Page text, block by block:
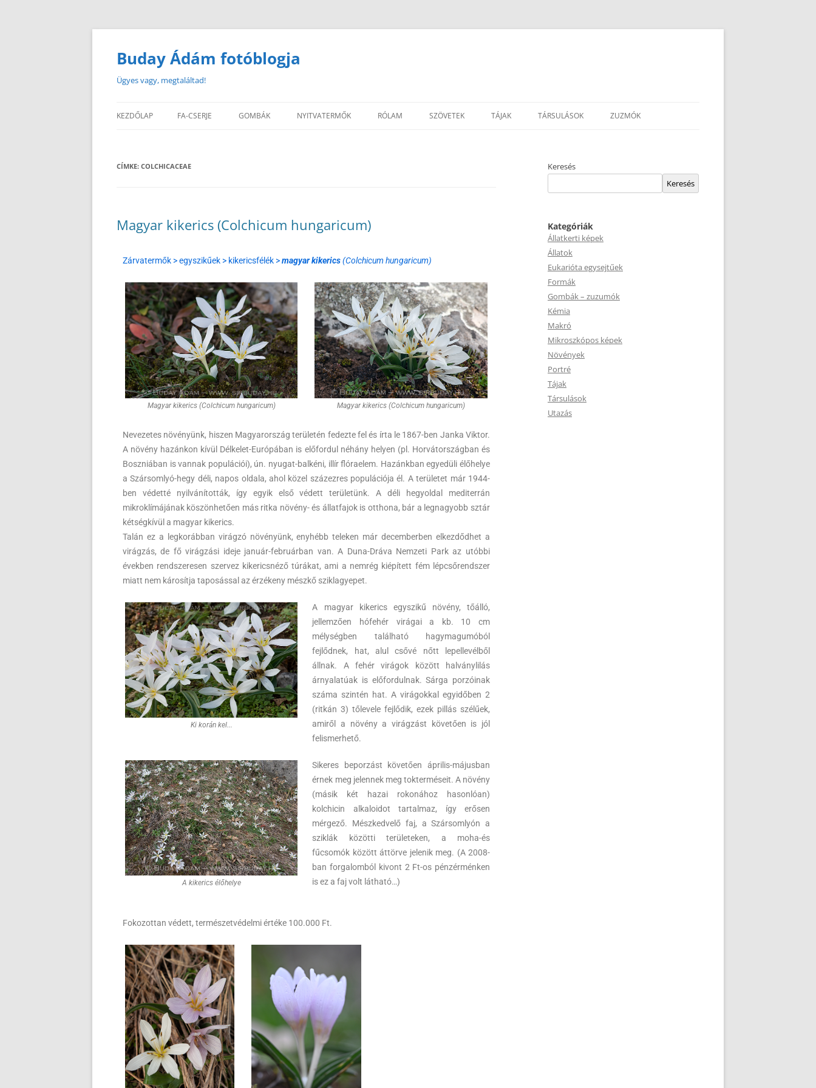
Buday Ádám fotóblogja
Ügyes vagy, megtaláltad!
KEZDŐLAP FA-CSERJE GOMBÁK NYITVATERMŐK RÓLAM SZÖVETEK TÁJAK TÁRSULÁSOK ZUZMÓK
CÍMKE: COLCHICACEAE
Magyar kikerics (Colchicum hungaricum)
Zárvatermők > egyszikűek > kikericsfélék >magyar kikerics(Colchicum hungaricum)
Magyar kikerics (Colchicum hungaricum) Magyar kikerics (Colchicum hungaricum)
Nevezetes növényünk, hiszen Magyarország területén fedezte fel és írta le 1867-ben Janka Viktor.
A növény hazánkon kívül Délkelet-Európában is előfordul néhány helyen (pl. Horvátországban és
Boszniában is vannak populációi), ún. nyugat-balkéni, illír flóraelem. Hazánkban egyedüli élőhelye
a Szársomlyó-hegy déli, napos oldala, ahol közel százezres populációja él. A területet már 1944-
ben védetté nyilvánították, így egyik első védett területünk. A déli hegyoldal mediterrán
mikroklímájának köszönhetően más ritka növény- és állatfajok is otthona, bár a legnagyobb sztár
kétségkívül a magyar kikerics.
Talán ez a legkorábban virágzó növényünk, enyhébb teleken már decemberben elkezdődhet a
virágzás, de fő virágzási ideje január-februárban van. A Duna-Dráva Nemzeti Park az utóbbi
években rendszeresen szervez kikericsnéző túrákat, ami a nemrég kiépített fém lépcsőrendszer
miatt nem károsítja taposással az érzékeny mészkő sziklagyepet.
Ki korán kel...
A magyar kikerics egyszikű növény, tőálló,
jellemzően hófehér virágai a kb. 10 cm
mélységben található hagymagumóból
fejlődnek, hat, alul csővé nőtt lepellevélből
állnak. A fehér virágok között halványlilás
árnyalatúak is előfordulnak. Sárga porzóinak
száma szintén hat. A virágokkal egyidőben 2
(ritkán 3) tőlevele fejlődik, ezek pillás szélűek,
amiről a növény a virágzást követően is jól
felismerhető.
A kikerics élőhelye
Sikeres beporzást követően április-májusban
érnek meg jelennek meg tokterméseit. A növény
(másik két hazai rokonához hasonlóan)
kolchicin alkaloidot tartalmaz, így erősen
mérgező. Mészkedvelő faj, a Szársomlyón a
sziklák közötti területeken, a moha-és
fűcsomók között áttörve jelenik meg. (A 2008-
ban forgalomból kivont 2 Ft-os pénzérménken
is ez a faj volt látható…)
Fokozottan védett, természetvédelmi értéke 100.000 Ft.
Keresés
Keresés
Kategóriák
Állatkerti képek
Állatok
Eukarióta egysejtűek
Formák
Gombák – zuzumók
Kémia
Makró
Mikroszkópos képek
Növények
Portré
Tájak
Társulások
Utazás